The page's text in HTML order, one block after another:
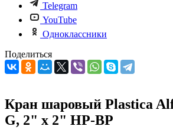
Telegram
YouTube
Одноклассники
Поделиться
Кран шаровый Plastica
G, 2" х 2" НР-ВР